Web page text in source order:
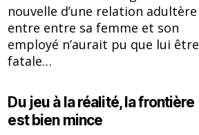
nouvelle d’une relation adultère
entre entre sa femme et son
employé n’aurait pu que lui être
fatale…
Du jeu à la réalité, la frontière
est bien mince